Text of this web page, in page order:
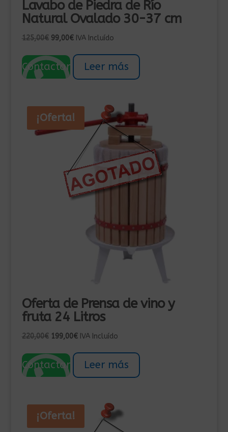
Lavabo de Piedra de Río
Natural Ovalado 30-37 cm
125,00€ El
original
era:
99,00€El
actual
IVA Incluído
Contactar Leer más
¡Oferta!
Oferta de Prensa de vino y
fruta 24 Litros
220,00€ El
original
era:
199,00€El
actual
es:
IVA Incluído
Contactar Leer más
¡Oferta!